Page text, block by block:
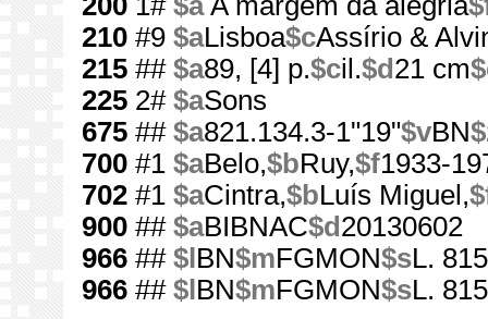
210 #9 $aLisboa$cAssírio &
215 ## $a89, [4] p.$cil.$d 21 cm
225 2# $aSons
675 ## $a821.134.3-1"19"$vBN
700 #1 $aBelo,$bRuy,$f1933-
702 #1 $aCintra,$bLuís Miguel,
900 ## $aBIBNAC$d 20130602
966 ## $l BN$mFGMON$sL.
966 ## $l BN$mFGMON$sL.